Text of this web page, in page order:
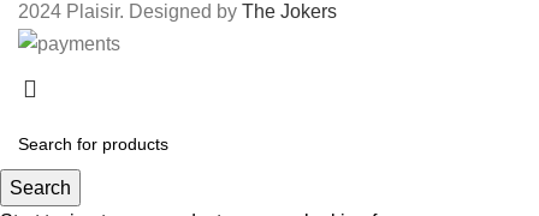
2024 Plaisir. Designed by The Jokers
Search